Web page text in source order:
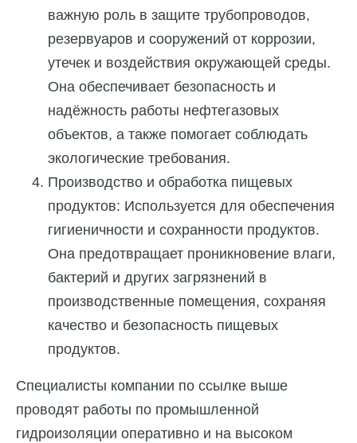
важную роль в защите трубопроводов,
резервуаров и сооружений от коррозии,
утечек и воздействия окружающей среды.
Она обеспечивает безопасность и
надёжность работы нефтегазовых
объектов, а также помогает соблюдать
экологические требования.
Производство и обработка пищевых
продуктов: Используется для обеспечения
гигиеничности и сохранности продуктов.
Она предотвращает проникновение влаги,
бактерий и других загрязнений в
производственные помещения, сохраняя
качество и безопасность пищевых
продуктов.
Специалисты компании по ссылке выше
проводят работы по промышленной
гидроизоляции оперативно и на высоком